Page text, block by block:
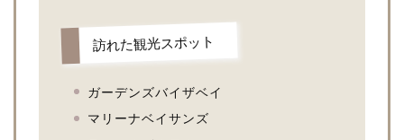
訪れた観光スポット
ガーデンズバイザベイ
マリーナベイサンズ